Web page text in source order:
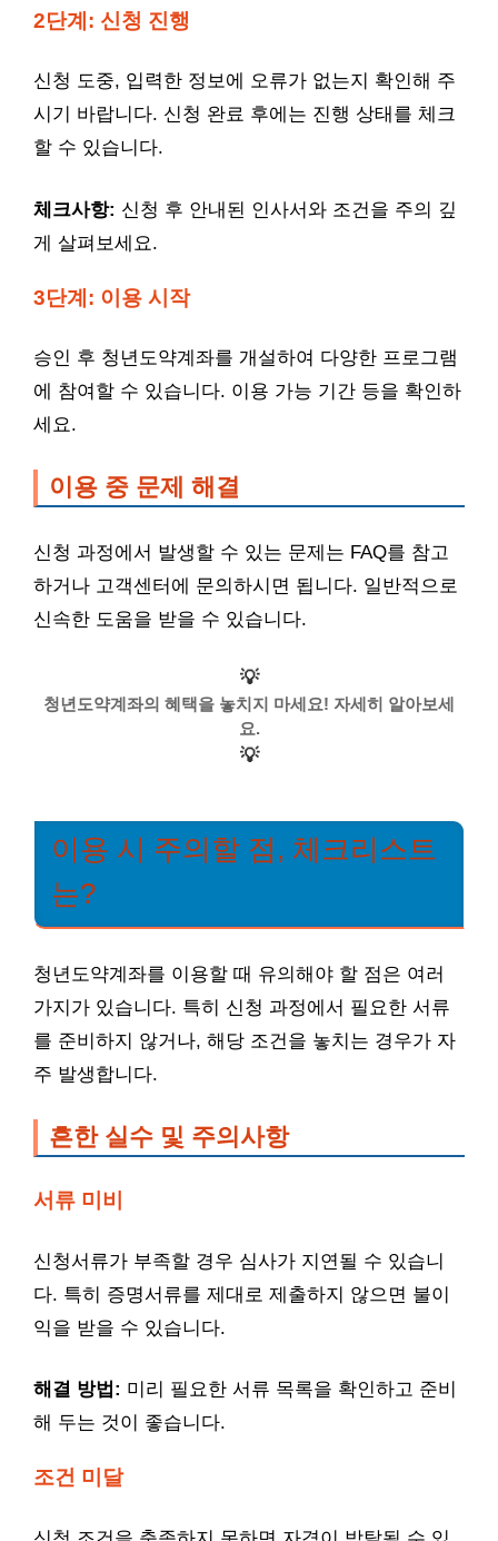
2단계: 신청 진행
신청 도중, 입력한 정보에 오류가 없는지 확인해 주
시기 바랍니다. 신청 완료 후에는 진행 상태를 체크
할 수 있습니다.
체크사항: 신청 후 안내된 인사서와 조건을 주의 깊
게 살펴보세요.
3단계: 이용 시작
승인 후 청년도약계좌를 개설하여 다양한 프로그램
에 참여할 수 있습니다. 이용 가능 기간 등을 확인하
세요.
이용 중 문제 해결
신청 과정에서 발생할 수 있는 문제는 FAQ를 참고
하거나 고객센터에 문의하시면 됩니다. 일반적으로
신속한 도움을 받을 수 있습니다.
💡
청년도약계좌의 혜택을 놓치지 마세요! 자세히 알아보세
요.
💡
이용 시 주의할 점, 체크리스트
는?
청년도약계좌를 이용할 때 유의해야 할 점은 여러
가지가 있습니다. 특히 신청 과정에서 필요한 서류
를 준비하지 않거나, 해당 조건을 놓치는 경우가 자
주 발생합니다.
흔한 실수 및 주의사항
서류 미비
신청서류가 부족할 경우 심사가 지연될 수 있습니
다. 특히 증명서류를 제대로 제출하지 않으면 불이
익을 받을 수 있습니다.
해결 방법: 미리 필요한 서류 목록을 확인하고 준비
해 두는 것이 좋습니다.
조건 미달